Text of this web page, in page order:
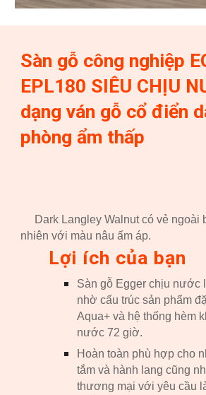
Sàn gỗ công nghiệp
EPL180 SIÊU CHỊU
dạng ván gỗ cổ điển
phòng ẩm thấp
Dark Langley Walnut có vẻ ngoài
nhiên với màu nâu ấm áp.
Lợi ích của bạn
Sàn gỗ Egger chịu nước
nhờ cấu trúc sản phẩm
Aqua+ và hệ thống hèm
nước 72 giờ.
Hoàn toàn phù hợp cho
tắm và hành lang cũng
thương mại với yêu cầu